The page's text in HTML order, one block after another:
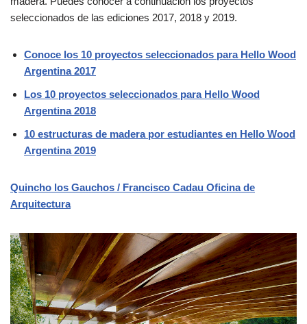
seleccionados de las ediciones 2017, 2018 y 2019.
Conoce los 10 proyectos seleccionados para Hello Wood
Argentina 2017
Los 10 proyectos seleccionados para Hello Wood
Argentina 2018
10 estructuras de madera por estudiantes en Hello Wood
Argentina 2019
Quincho los Gauchos / Francisco Cadau Oficina de
Arquitectura